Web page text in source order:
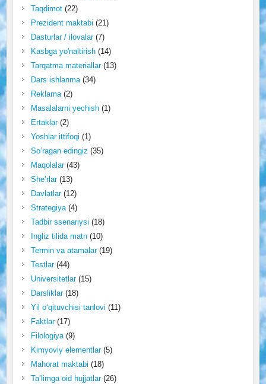
Taqdimot(22)
Prezident maktabi (21)
Dasturlar / ilovalar(7)
Kasbga yo'naltirish(14)
Tarqatma materiallar(13)
Dars ishlanma(34)
Reklama(2)
Masalalarni yechish(1)
Ertaklar(2)
Yoshlar ittifoqi (1)
So‘ragan edingiz (35)
Maqolalar(43)
She’rlar(13)
Davlatlar(12)
Strategiya(4)
Tadbir ssenariysi (18)
Ingliz tilida matn(10)
Termin va atamalar(19)
Testlar(44)
Universitetlar(15)
Darsliklar(18)
Yil o‘qituvchisi tanlovi (11)
Faktlar(17)
Filologiya(9)
Kimyoviy elementlar(5)
Mahorat maktabi (18)
Ta’limga oid hujjatlar(26)